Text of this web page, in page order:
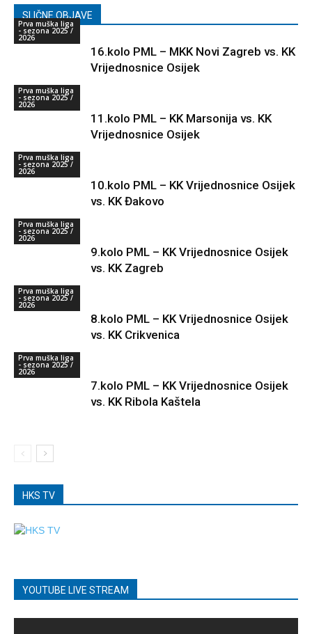
SLIČNE OBJAVE
Prva muška liga
- sezona 2025 /
2026
16.kolo PML – MKK Novi Zagreb vs. KK
Vrijednosnice Osijek
Prva muška liga
- sezona 2025 /
2026
11.kolo PML – KK Marsonija vs. KK
Vrijednosnice Osijek
Prva muška liga
- sezona 2025 /
2026
10.kolo PML – KK Vrijednosnice Osijek
vs. KK Đakovo
Prva muška liga
- sezona 2025 /
2026
9.kolo PML – KK Vrijednosnice Osijek
vs. KK Zagreb
Prva muška liga
- sezona 2025 /
2026
8.kolo PML – KK Vrijednosnice Osijek
vs. KK Crikvenica
Prva muška liga
- sezona 2025 /
2026
7.kolo PML – KK Vrijednosnice Osijek
vs. KK Ribola Kaštela
HKS TV
YOUTUBE LIVE STREAM